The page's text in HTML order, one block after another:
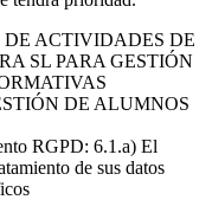
DE ACTIVIDADES DE
SL PARA GESTIÓN
DE ALUMNOS
RGPD: 6.1.a) El
de sus datos